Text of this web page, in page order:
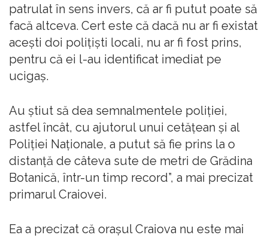
patrulat în sens invers, că ar fi putut poate să
facă altceva. Cert este că dacă nu ar fi existat
aceşti doi poliţişti locali, nu ar fi fost prins,
pentru că ei l-au identificat imediat pe
ucigaş.
Au ştiut să dea semnalmentele poliţiei,
astfel încât, cu ajutorul unui cetăţean şi al
Poliţiei Naţionale, a putut să fie prins la o
distanţă de câteva sute de metri de Grădina
Botanică, într-un timp record”, a mai precizat
primarul Craiovei.
Ea a precizat că oraşul Craiova nu este mai